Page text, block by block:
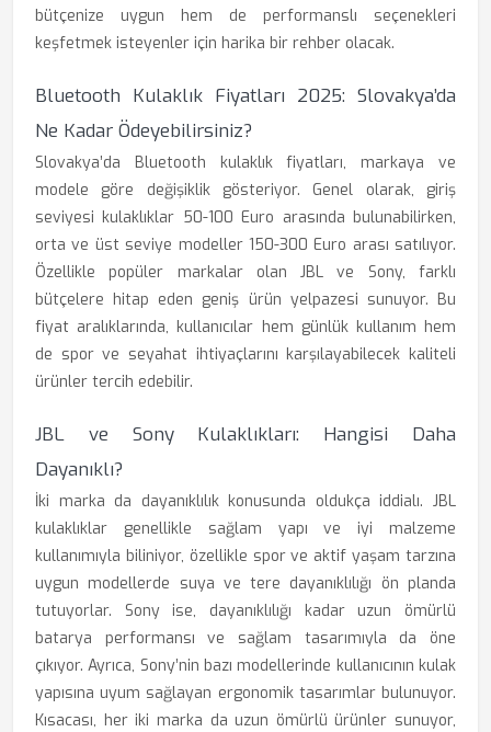
bütçenize uygun hem de performanslı seçenekleri
keşfetmek isteyenler için harika bir rehber olacak.
Bluetooth Kulaklık Fiyatları 2025: Slovakya’da
Ne Kadar Ödeyebilirsiniz?
Slovakya’da Bluetooth kulaklık fiyatları, markaya ve
modele göre değişiklik gösteriyor. Genel olarak, giriş
seviyesi kulaklıklar 50-100 Euro arasında bulunabilirken,
orta ve üst seviye modeller 150-300 Euro arası satılıyor.
Özellikle popüler markalar olan JBL ve Sony, farklı
bütçelere hitap eden geniş ürün yelpazesi sunuyor. Bu
fiyat aralıklarında, kullanıcılar hem günlük kullanım hem
de spor ve seyahat ihtiyaçlarını karşılayabilecek kaliteli
ürünler tercih edebilir.
JBL ve Sony Kulaklıkları: Hangisi Daha
Dayanıklı?
İki marka da dayanıklılık konusunda oldukça iddialı. JBL
kulaklıklar genellikle sağlam yapı ve iyi malzeme
kullanımıyla biliniyor, özellikle spor ve aktif yaşam tarzına
uygun modellerde suya ve tere dayanıklılığı ön planda
tutuyorlar. Sony ise, dayanıklılığı kadar uzun ömürlü
batarya performansı ve sağlam tasarımıyla da öne
çıkıyor. Ayrıca, Sony’nin bazı modellerinde kullanıcının kulak
yapısına uyum sağlayan ergonomik tasarımlar bulunuyor.
Kısacası, her iki marka da uzun ömürlü ürünler sunuyor,